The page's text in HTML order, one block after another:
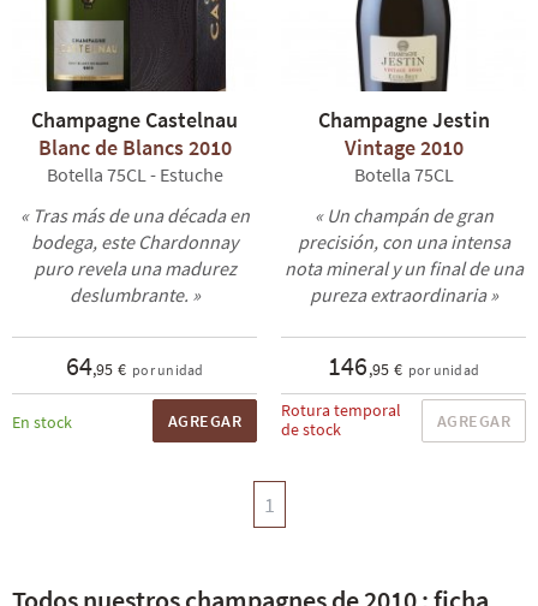
Champagne Castelnau
Blanc de Blancs 2010
Botella 75CL - Estuche
« Tras más de una década en
bodega, este Chardonnay
puro revela una madurez
deslumbrante. »
64,95 € por unidad
En stock AGREGAR
Champagne Jestin
Vintage 2010
Botella 75CL
« Un champán de gran
precisión, con una intensa
nota mineral y un final de una
pureza extraordinaria »
146,95 € por unidad
Rotura temporal
de stock
AGREGAR
1